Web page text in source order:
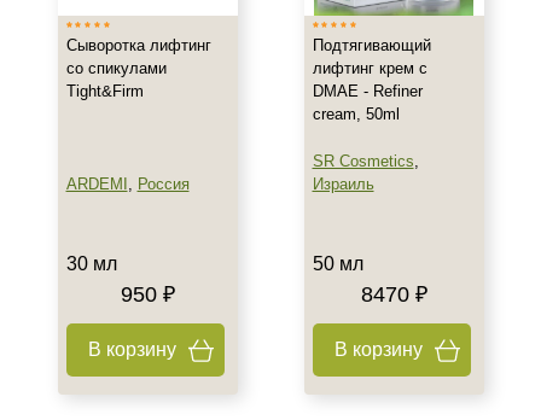
Показать еще
Тип товара
Гоммаж
Класс косметики
Профессиональная
Универсальная
Сыворотка лифтинг
со спикулами
Tight&Firm
ARDEMI , Россия
30 мл
950 ₽
В корзину
Подтягивающий
лифтинг крем с
DMAE - Refiner
cream, 50ml
SR Cosmetics,
Израиль
50 мл
8470 ₽
В корзину